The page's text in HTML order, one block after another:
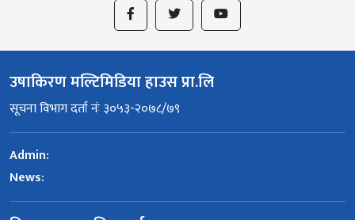
उषाकिरण मल्टिमिडिया हाउस प्रा.लि
सूचना विभाग दर्ता नंः ३०५३-२०७८/७९
Admin:
News: